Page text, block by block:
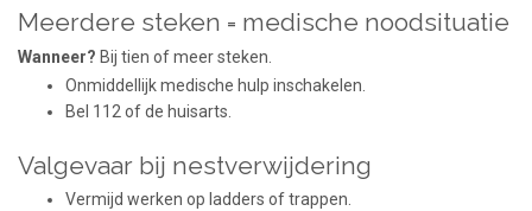
Meerdere steken = medische noodsituatie
Wanneer? Bij tien of meer steken.
Onmiddellijk medische hulp inschakelen.
Bel 112 of de huisarts.
Valgevaar bij nestverwijdering
Vermijd werken op ladders of trappen.